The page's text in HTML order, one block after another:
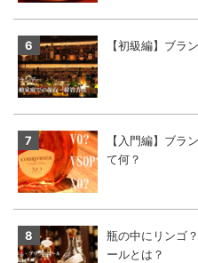
【初級編】ブラ
【入門編】ブラ
て何？
瓶の中にリンゴ
ールとは？